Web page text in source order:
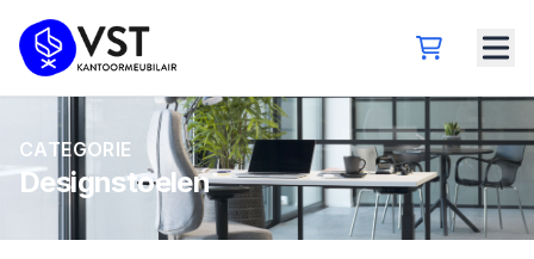
CATEGORIE
Designstoelen